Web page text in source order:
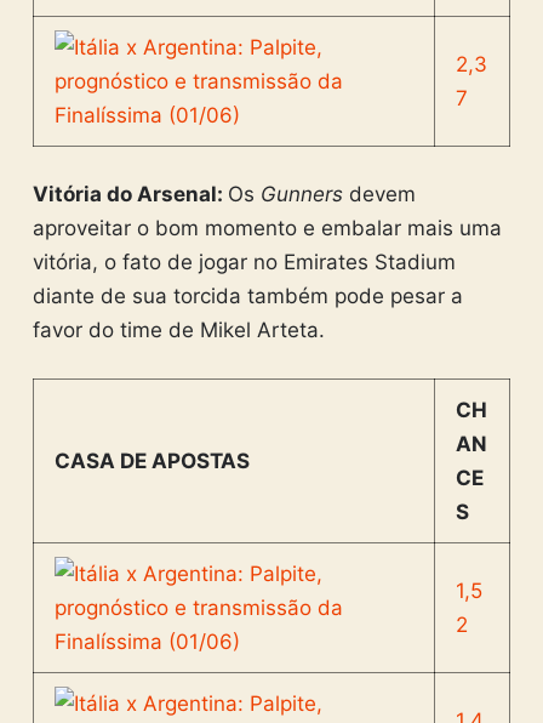
2,3
7
Vitória do Arsenal: Os Gunnersdevem
aproveitar o bom momento e embalar mais uma
vitória, o fato de jogar no Emirates Stadium
diante de sua torcida também pode pesar a
favor do time de Mikel Arteta.
CASA DE APOSTAS
CH
AN
CE
S
1,5
2